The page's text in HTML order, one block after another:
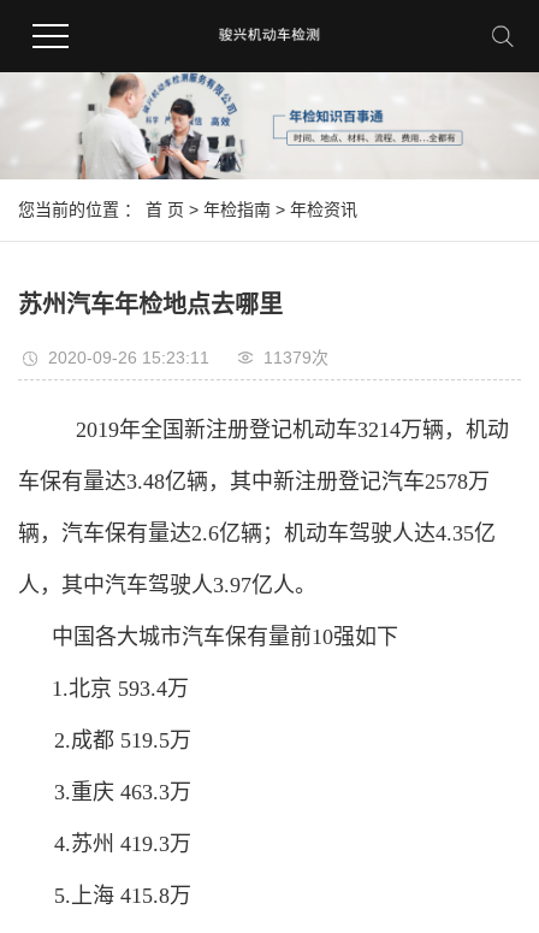
您当前的位置 ： 首 页 > 年检指南 > 年检资讯
苏州汽车年检地点去哪里
2020-09-26 15:23:11 11379次
2019年全国新注册登记机动车3214万辆，机动
车保有量达3.48亿辆，其中新注册登记汽车2578万
辆，汽车保有量达2.6亿辆；机动车驾驶人达4.35亿
人，其中汽车驾驶人3.97亿人。
中国各大城市汽车保有量前10强如下
1.北京 593.4万
2.成都 519.5万
3.重庆 463.3万
4.苏州 419.3万
5.上海 415.8万